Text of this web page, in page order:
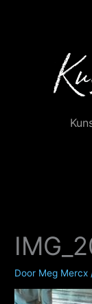
Door Meg Mercx